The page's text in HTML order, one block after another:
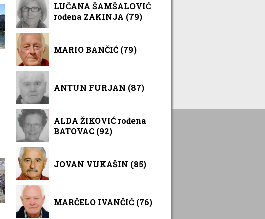
LUČANA ŠAMŠALOVIĆ
rođena ZAKINJA (79)
MARIO BANČIĆ (79)
ANTUN FURJAN (87)
ALDA ŽIKOVIĆ rođena
BATOVAC (92)
JOVAN VUKAŠIN (85)
MARČELO IVANČIĆ (76)